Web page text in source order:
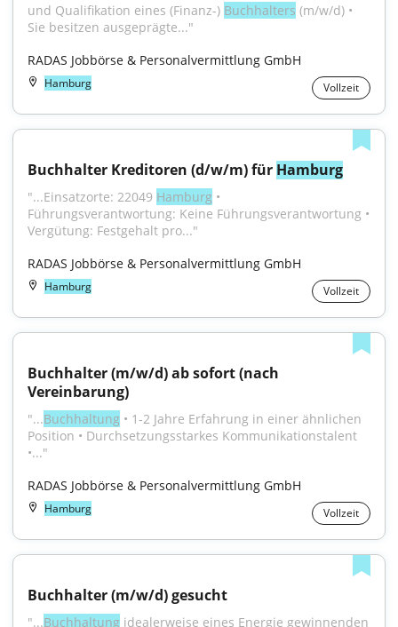
und Qualifikation eines (Finanz-) Buchhalters (m/w/d) •
Sie besitzen ausgeprägte..."
RADAS Jobbörse & Personalvermittlung GmbH
Hamburg Vollzeit
Buchhalter Kreditoren (d/w/m) für Hamburg
"...Einsatzorte: 22049 Hamburg •
Führungsverantwortung: Keine Führungsverantwortung •
Vergütung: Festgehalt pro..."
RADAS Jobbörse & Personalvermittlung GmbH
Hamburg Vollzeit
Buchhalter (m/w/d) ab sofort (nach
Vereinbarung)
"...Buchhaltung • 1-2 Jahre Erfahrung in einer ähnlichen
Position • Durchsetzungsstarkes Kommunikationstalent
•..."
RADAS Jobbörse & Personalvermittlung GmbH
Hamburg Vollzeit
Buchhalter (m/w/d) gesucht
"...Buchhaltung idealerweise eines Energie gewinnenden